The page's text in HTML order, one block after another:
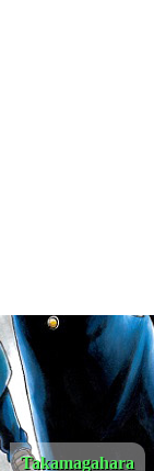
Takamagahara